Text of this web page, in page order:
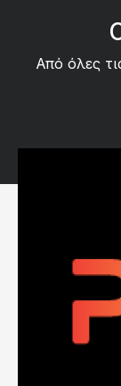
Από όλες